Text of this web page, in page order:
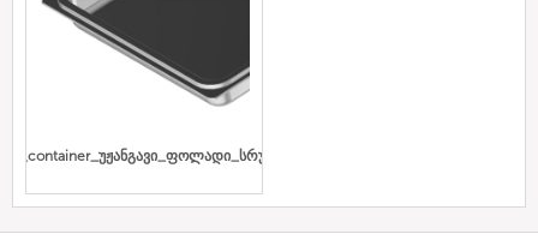
Gn_container_უჟანგავი_ფოლადი_სრული